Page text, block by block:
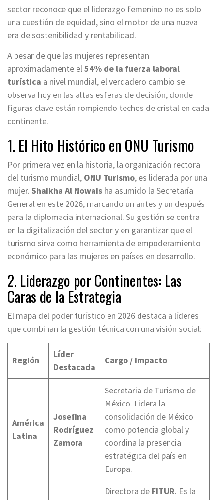
sector reconoce que el liderazgo femenino no es solo
una cuestión de equidad, sino el motor de una nueva
era de sostenibilidad y rentabilidad.
A pesar de que las mujeres representan
aproximadamente el54% de la fuerza laboral
turística a nivel mundial, el verdadero cambio se
observa hoy en las altas esferas de decisión, donde
figuras clave están rompiendo techos de cristal en cada
continente.
1. El Hito Histórico en ONU Turismo
Por primera vez en la historia, la organización rectora
del turismo mundial, ONU Turismo, es liderada por una
mujer. Shaikha Al Nowais ha asumido la Secretaría
General en este 2026, marcando un antes y un después
para la diplomacia internacional. Su gestión se centra
en la digitalización del sector y en garantizar que el
turismo sirva como herramienta de empoderamiento
económico para las mujeres en países en desarrollo.
2. Liderazgo por Continentes: Las
Caras de la Estrategia
El mapa del poder turístico en 2026 destaca a líderes
que combinan la gestión técnica con una visión social:
Región
Líder
Destacada
Cargo / Impacto
América
Latina
Josefina
Rodríguez
Zamora
Secretaria de Turismo de
México. Lidera la
consolidación de México
como potencia global y
coordina la presencia
estratégica del país en
Europa.
Directora de FITUR. Es la